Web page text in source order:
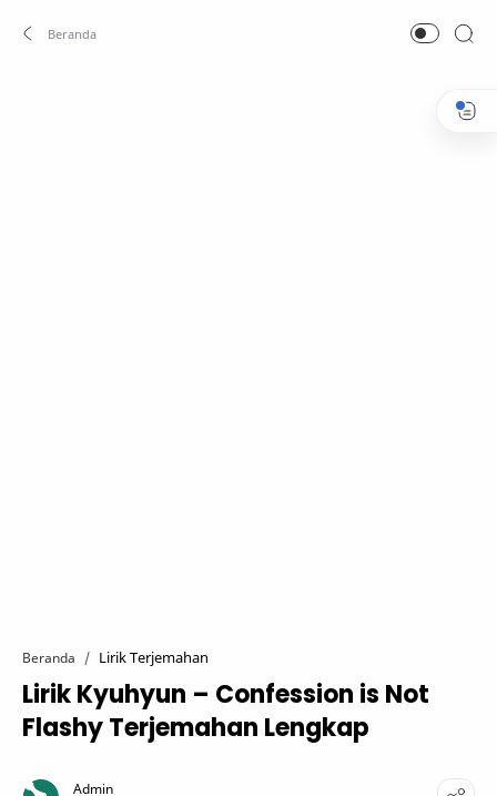
Beranda Lirik Terjemahan
Lirik Kyuhyun – Confession is Not
Flashy Terjemahan Lengkap